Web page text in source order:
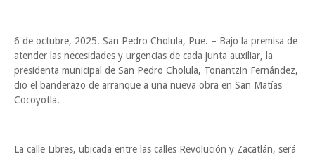
6 de octubre, 2025. San Pedro Cholula, Pue. – Bajo la premisa de
atender las necesidades y urgencias de cada junta auxiliar, la
presidenta municipal de San Pedro Cholula, Tonantzin Fernández,
dio el banderazo de arranque a una nueva obra en San Matías
Cocoyotla.
La calle Libres, ubicada entre las calles Revolución y Zacatlán, será